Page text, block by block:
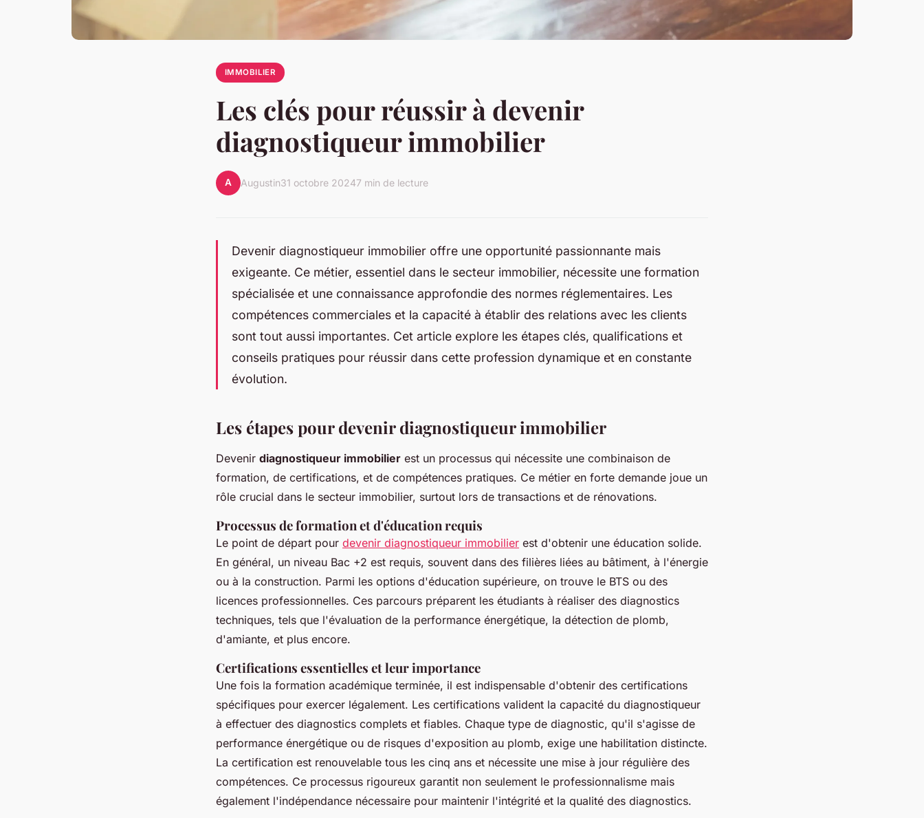
IMMOBILIER
Les clés pour réussir à devenir
diagnostiqueur immobilier
A Augustin31 octobre 20247 min de lecture
Devenir diagnostiqueur immobilier offre une opportunité passionnante mais
exigeante. Ce métier, essentiel dans le secteur immobilier, nécessite une formation
spécialisée et une connaissance approfondie des normes réglementaires. Les
compétences commerciales et la capacité à établir des relations avec les clients
sont tout aussi importantes. Cet article explore les étapes clés, qualifications et
conseils pratiques pour réussir dans cette profession dynamique et en constante
évolution.
Les étapes pour devenir diagnostiqueur immobilier
Devenir diagnostiqueur immobilier est un processus qui nécessite une combinaison de
formation, de certifications, et de compétences pratiques. Ce métier en forte demande joue un
rôle crucial dans le secteur immobilier, surtout lors de transactions et de rénovations.
Processus de formation et d'éducation requis
Le point de départ pour devenir diagnostiqueur immobilier est d'obtenir une éducation solide.
En général, un niveau Bac +2 est requis, souvent dans des filières liées au bâtiment, à l'énergie
ou à la construction. Parmi les options d'éducation supérieure, on trouve le BTS ou des
licences professionnelles. Ces parcours préparent les étudiants à réaliser des diagnostics
techniques, tels que l'évaluation de la performance énergétique, la détection de plomb,
d'amiante, et plus encore.
Certifications essentielles et leur importance
Une fois la formation académique terminée, il est indispensable d'obtenir des certifications
spécifiques pour exercer légalement. Les certifications valident la capacité du diagnostiqueur
à effectuer des diagnostics complets et fiables. Chaque type de diagnostic, qu'il s'agisse de
performance énergétique ou de risques d'exposition au plomb, exige une habilitation distincte.
La certification est renouvelable tous les cinq ans et nécessite une mise à jour régulière des
compétences. Ce processus rigoureux garantit non seulement le professionnalisme mais
également l'indépendance nécessaire pour maintenir l'intégrité et la qualité des diagnostics.